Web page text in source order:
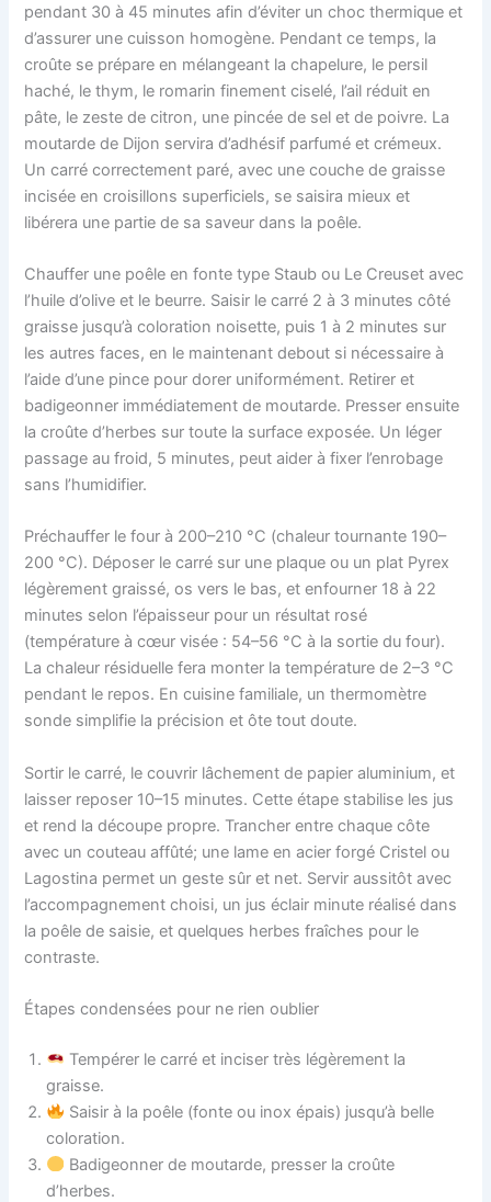
pendant 30 à 45 minutes afin d’éviter un choc thermique et
d’assurer une cuisson homogène. Pendant ce temps, la
croûte se prépare en mélangeant la chapelure, le persil
haché, le thym, le romarin finement ciselé, l’ail réduit en
pâte, le zeste de citron, une pincée de sel et de poivre. La
moutarde de Dijon servira d’adhésif parfumé et crémeux.
Un carré correctement paré, avec une couche de graisse
incisée en croisillons superficiels, se saisira mieux et
libérera une partie de sa saveur dans la poêle.
Chauffer une poêle en fonte type Staub ou Le Creuset avec
l’huile d’olive et le beurre. Saisir le carré 2 à 3 minutes côté
graisse jusqu’à coloration noisette, puis 1 à 2 minutes sur
les autres faces, en le maintenant debout si nécessaire à
l’aide d’une pince pour dorer uniformément. Retirer et
badigeonner immédiatement de moutarde. Presser ensuite
la croûte d’herbes sur toute la surface exposée. Un léger
passage au froid, 5 minutes, peut aider à fixer l’enrobage
sans l’humidifier.
Préchauffer le four à 200–210 °C (chaleur tournante 190–
200 °C). Déposer le carré sur une plaque ou un plat Pyrex
légèrement graissé, os vers le bas, et enfourner 18 à 22
minutes selon l’épaisseur pour un résultat rosé
(température à cœur visée : 54–56 °C à la sortie du four).
La chaleur résiduelle fera monter la température de 2–3 °C
pendant le repos. En cuisine familiale, un thermomètre
sonde simplifie la précision et ôte tout doute.
Sortir le carré, le couvrir lâchement de papier aluminium, et
laisser reposer 10–15 minutes. Cette étape stabilise les jus
et rend la découpe propre. Trancher entre chaque côte
avec un couteau affûté; une lame en acier forgé Cristel ou
Lagostina permet un geste sûr et net. Servir aussitôt avec
l’accompagnement choisi, un jus éclair minute réalisé dans
la poêle de saisie, et quelques herbes fraîches pour le
contraste.
Étapes condensées pour ne rien oublier
Tempérer le carré et inciser très légèrement la
graisse.
Saisir à la poêle (fonte ou inox épais) jusqu’à belle
coloration.
Badigeonner de moutarde, presser la croûte
d’herbes.